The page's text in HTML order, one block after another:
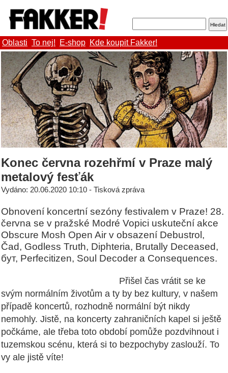
Oblasti To nej! E-shop Kde koupit Fakker!
Konec června rozehřmí v Praze malý
metalový fesťák
Vydáno: 20.06.2020 10:10 - Tisková zpráva
Obnovení koncertní sezóny festivalem v Praze! 28.
června se v pražské Modré Vopici uskuteční akce
Obscure Mosh Open Air v obsazení Debustrol,
Čad, Godless Truth, Diphteria, Brutally Deceased,
бут, Perfecitizen, Soul Decoder a Consequences.
Přišel čas vrátit se ke
svým normálním životům a ty by bez kultury, v našem
případě koncertů, rozhodně normální být nikdy
nemohly. Jistě, na koncerty zahraničních kapel si ještě
počkáme, ale třeba toto období pomůže pozdvihnout i
tuzemskou scénu, která si to bezpochyby zaslouží. To
vy ale jistě víte!